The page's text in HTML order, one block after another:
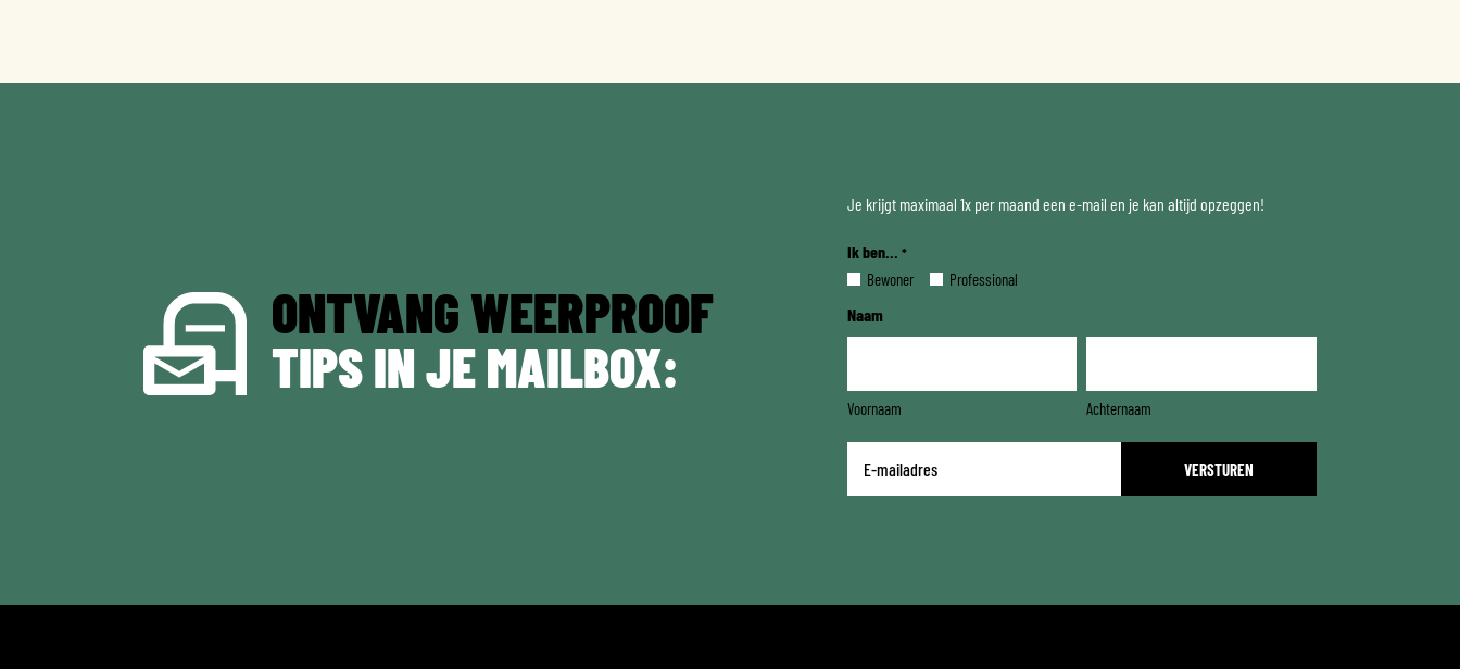
ONTVANG WEERPROOF
TIPS IN JE MAILBOX:
Je krijgt maximaal 1x per maand een e-mail en je kan altijd opzeggen!
Ik ben... *
Bewoner Professional
Naam
Voornaam Achternaam
mailadres